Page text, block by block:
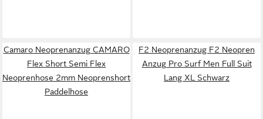
Camaro Neoprenanzug CAMARO
Flex Short Semi Flex
Neoprenhose 2mm Neoprenshort
Paddelhose
F2 Neoprenanzug F2 Neopren
Anzug Pro Surf Men Full Suit
Lang XL Schwarz